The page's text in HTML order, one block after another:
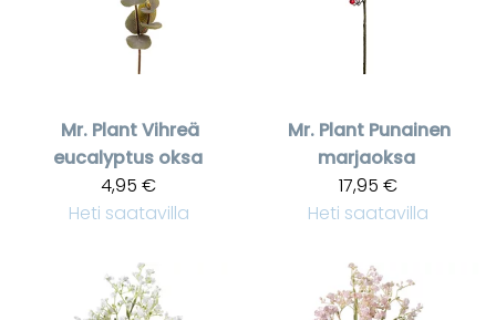
Mr. PlantVihreä
eucalyptus oksa
4,95 €
Heti saatavilla
Mr. Plant Punainen
marjaoksa
17,95 €
Heti saatavilla